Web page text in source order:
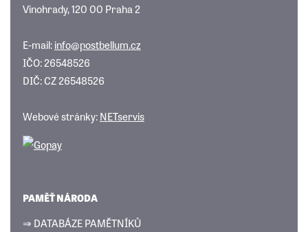
Vinohrady, 120 00 Praha 2
E-mail:info@postbellum.cz
IČO: 26548526
DIČ: CZ 26548526
Webové stránky:NETservis
PAMĚŤ NÁRODA
⇒ DATABÁZE PAMĚTNÍKŮ